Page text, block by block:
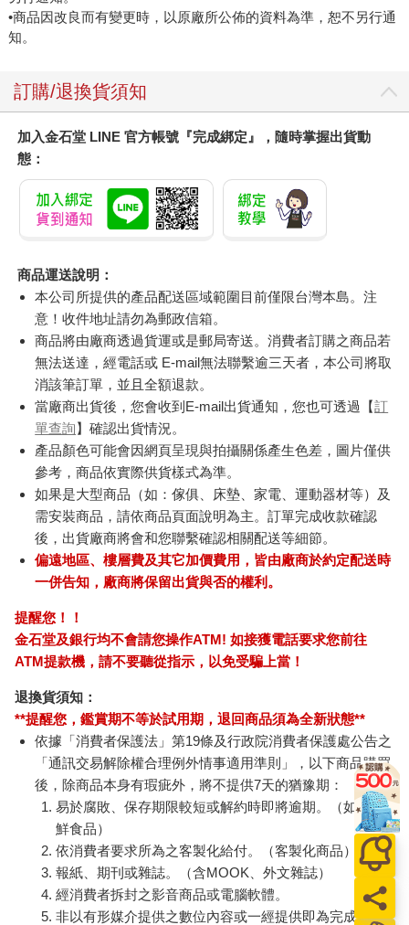
•商品因改良而有變更時，以原廠所公佈的資料為準，恕不另行通
知。
訂購/退換貨須知
加入金石堂 LINE 官方帳號『完成綁定』，隨時掌握出貨動
態：
商品運送說明：
本公司所提供的產品配送區域範圍目前僅限台灣本島。注
意！收件地址請勿為郵政信箱。
商品將由廠商透過貨運或是郵局寄送。消費者訂購之商品若
無法送達，經電話或 E-mail無法聯繫逾三天者，本公司將取
消該筆訂單，並且全額退款。
當廠商出貨後，您會收到E-mail出貨通知，您也可透過【訂
單查詢】確認出貨情況。
產品顏色可能會因網頁呈現與拍攝關係產生色差，圖片僅供
參考，商品依實際供貨樣式為準。
如果是大型商品（如：傢俱、床墊、家電、運動器材等）及
需安裝商品，請依商品頁面說明為主。訂單完成收款確認
後，出貨廠商將會和您聯繫確認相關配送等細節。
偏遠地區、樓層費及其它加價費用，皆由廠商於約定配送時
一併告知，廠商將保留出貨與否的權利。
提醒您！！
金石堂及銀行均不會請您操作ATM! 如接獲電話要求您前往
ATM提款機，請不要聽從指示，以免受騙上當！
退換貨須知：
**提醒您，鑑賞期不等於試用期，退回商品須為全新狀態**
依據「消費者保護法」第19條及行政院消費者保護處公告之
「通訊交易解除權合理例外情事適用準則」，以下商品購買
後，除商品本身有瑕疵外，將不提供7天的猶豫期：
易於腐敗、保存期限較短或解約時即將逾期。（如：生
鮮食品）
依消費者要求所為之客製化給付。（客製化商品）
報紙、期刊或雜誌。（含MOOK、外文雜誌）
經消費者拆封之影音商品或電腦軟體。
非以有形媒介提供之數位內容或一經提供即為完成之線